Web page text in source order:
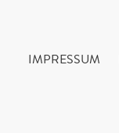
IMPRESSUM